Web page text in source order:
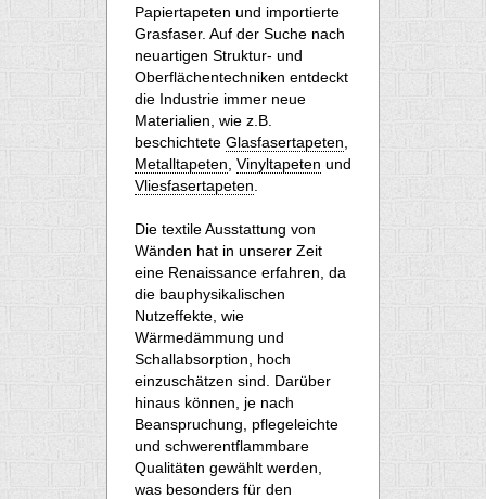
Papiertapeten und importierte
Grasfaser. Auf der Suche nach
neuartigen Struktur- und
Oberflächentechniken entdeckt
die Industrie immer neue
Materialien, wie z.B.
beschichtete Glasfasertapeten
Metalltapeten Vinyltapeten und
Vliesfasertapeten
Die textile Ausstattung von
Wänden hat in unserer Zeit
eine Renaissance erfahren, da
die bauphysikalischen
Nutzeffekte, wie
Wärmedämmung und
Schallabsorption, hoch
einzuschätzen sind. Darüber
hinaus können, je nach
Beanspruchung, pflegeleichte
und schwerentflammbare
Qualitäten gewählt werden,
was besonders für den